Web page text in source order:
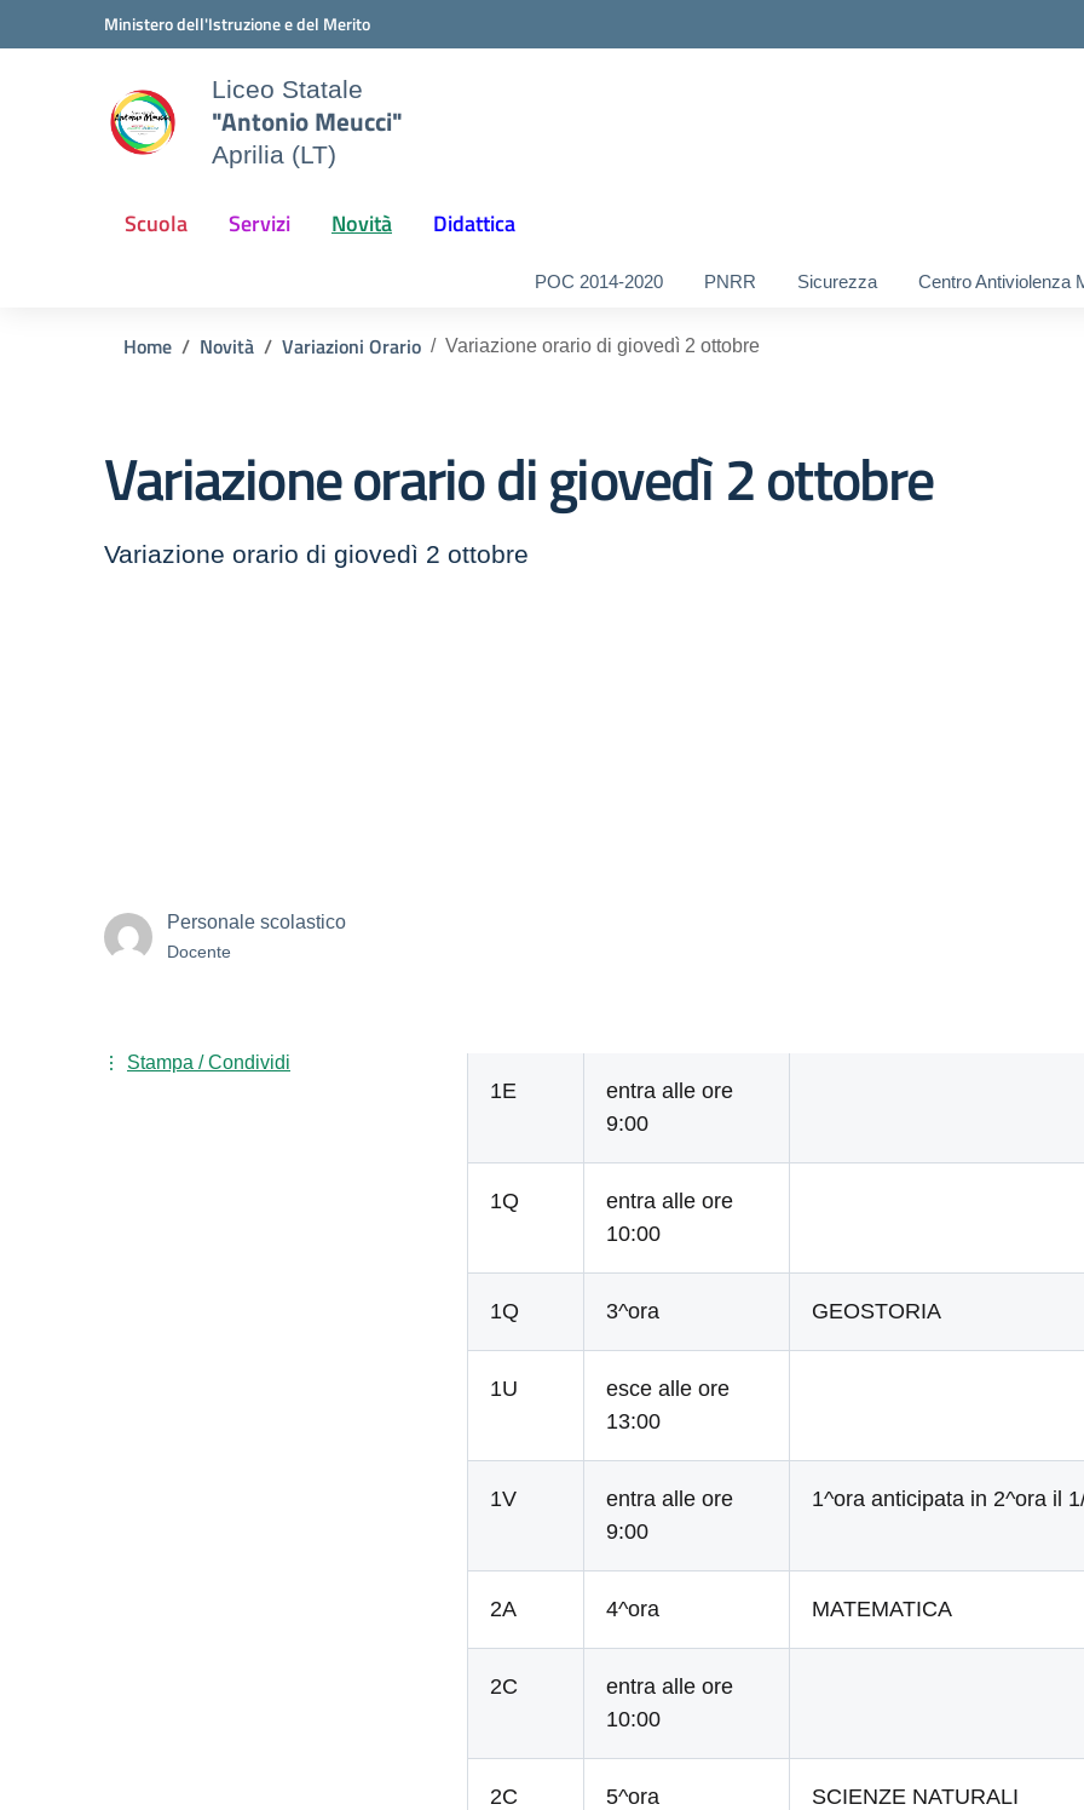
Ministero dell'Istruzione e del Merito
Liceo Statale
"Antonio Meucci"
Aprilia (LT)
Scuola Servizi Novità Didattica
POC 2014-2020 PNRR Sicurezza Centro Antiviolenza
Home Novità Variazioni Orario Variazione orario di giovedì 2 ottobre
Variazione orario di giovedì 2 ottobre
Variazione orario di giovedì 2 ottobre
Personale scolastico
Docente
1E
entra alle ore
9:00
1Q
entra alle ore
10:00
1Q 3^ora GEOSTORIA
1U
esce alle ore
13:00
1V
entra alle ore
9:00
1^ora anticipata in 2^ora il
2A 4^ora MATEMATICA
2C
entra alle ore
10:00
2C 5^ora SCIENZE NATURALI
Stampa / Condividi